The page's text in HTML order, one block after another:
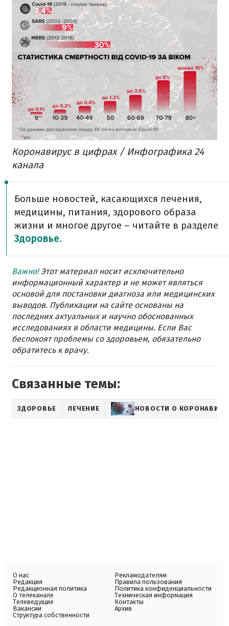
Коронавирус в цифрах / Инфографика 24
канала
Больше новостей, касающихся лечения,
медицины, питания, здорового образа
жизни и многое другое – читайте в разделе
Здоровье.
Важно!Этот материал носит исключительно
информационный характер и не может являться
основой для постановки диагноза или медицинских
выводов. Публикации на сайте основаны на
последних актуальных и научно обоснованных
исследованиях в области медицины. Если Вас
беспокоят проблемы со здоровьем, обязательно
обратитесь к врачу.
Связанные темы:
ЗДОРОВЬЕ ЛЕЧЕНИЕ НОВОСТИ О
О нас
Редакция
Редакционная политика
О телеканале
Телеведущие
Вакансии
Структура собственности
Рекламодателям
Правила пользования
Политика конфиденциальности
Техническая информация
Контакты
Архив